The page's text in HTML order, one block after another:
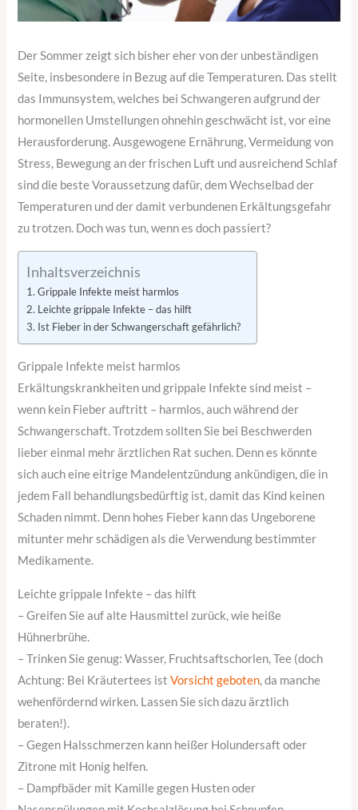
Der Sommer zeigt sich bisher eher von der unbeständigen
Seite, insbesondere in Bezug auf die Temperaturen. Das stellt
das Immunsystem, welches bei Schwangeren aufgrund der
hormonellen Umstellungen ohnehin geschwächt ist, vor eine
Herausforderung. Ausgewogene Ernährung, Vermeidung von
Stress, Bewegung an der frischen Luft und ausreichend Schlaf
sind die beste Voraussetzung dafür, dem Wechselbad der
Temperaturen und der damit verbundenen Erkältungsgefahr
zu trotzen. Doch was tun, wenn es doch passiert?
Inhaltsverzeichnis
Grippale Infekte meist harmlos
Leichte grippale Infekte – das hilft
Ist Fieber in der Schwangerschaft gefährlich?
Grippale Infekte meist harmlos
Erkältungskrankheiten und grippale Infekte sind meist –
wenn kein Fieber auftritt – harmlos, auch während der
Schwangerschaft. Trotzdem sollten Sie bei Beschwerden
lieber einmal mehr ärztlichen Rat suchen. Denn es könnte
sich auch eine eitrige Mandelentzündung ankündigen, die in
jedem Fall behandlungsbedürftig ist, damit das Kind keinen
Schaden nimmt. Denn hohes Fieber kann das Ungeborene
mitunter mehr schädigen als die Verwendung bestimmter
Medikamente.
Leichte grippale Infekte – das hilft
– Greifen Sie auf alte Hausmittel zurück, wie heiße
Hühnerbrühe.
– Trinken Sie genug: Wasser, Fruchtsaftschorlen, Tee (doch
Achtung: Bei Kräutertees istVorsicht geboten, da manche
wehenfördernd wirken. Lassen Sie sich dazu ärztlich
beraten!).
– Gegen Halsschmerzen kann heißer Holundersaft oder
Zitrone mit Honig helfen.
– Dampfbäder mit Kamille gegen Husten oder